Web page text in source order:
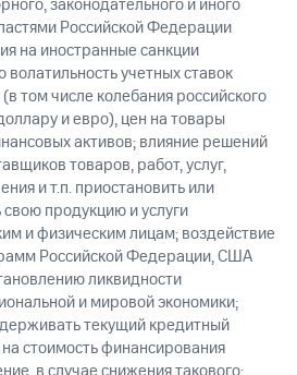
законодательного и иного
Российской Федерации
на иностранные санкции
учетных ставок
том числе колебания российского
и евро), цен на товары
активов; влияние решений
товаров, работ, услуг,
и т.п. приостановить или
свою продукцию и услуги
и физическим лицам; воздействие
Российской Федерации, США
ликвидности
и мировой экономики;
текущий кредитный
стоимость финансирования